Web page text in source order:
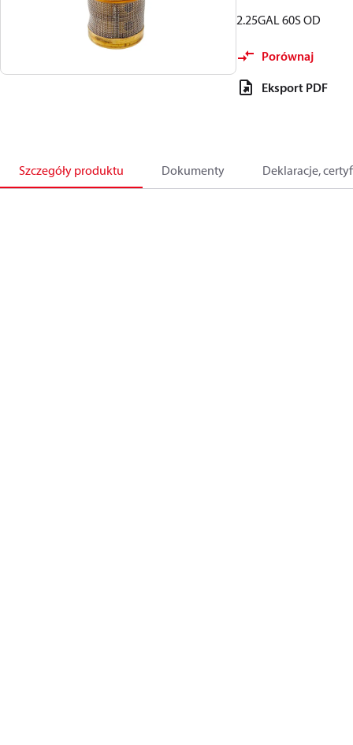
2.25GAL 60S OD
Porównaj
Eksport PDF
Szczegóły produktu Dokumenty Deklaracje,